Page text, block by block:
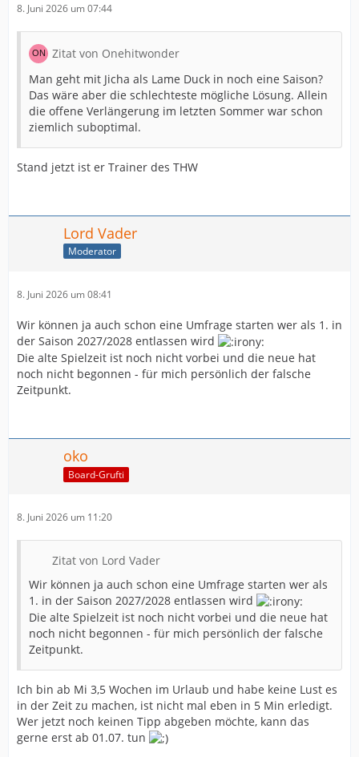
8. Juni 2026 um 07:44
Zitat von Onehitwonder
Man geht mit Jicha als Lame Duck in noch eine Saison?
Das wäre aber die schlechteste mögliche Lösung. Allein
die offene Verlängerung im letzten Sommer war schon
ziemlich suboptimal.
Stand jetzt ist er Trainer des THW
Lord Vader
Moderator
8. Juni 2026 um 08:41
Wir können ja auch schon eine Umfrage starten wer als 1. in
der Saison 2027/2028 entlassen wird
Die alte Spielzeit ist noch nicht vorbei und die neue hat
noch nicht begonnen - für mich persönlich der falsche
Zeitpunkt.
oko
Board-Grufti
8. Juni 2026 um 11:20
Zitat von Lord Vader
Wir können ja auch schon eine Umfrage starten wer als
1. in der Saison 2027/2028 entlassen wird
Die alte Spielzeit ist noch nicht vorbei und die neue hat
noch nicht begonnen - für mich persönlich der falsche
Zeitpunkt.
Ich bin ab Mi 3,5 Wochen im Urlaub und habe keine Lust es
in der Zeit zu machen, ist nicht mal eben in 5 Min erledigt.
Wer jetzt noch keinen Tipp abgeben möchte, kann das
gerne erst ab 01.07. tun